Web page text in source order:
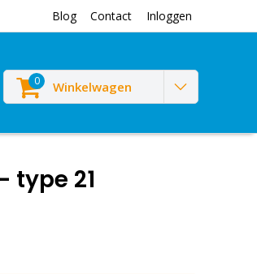
Blog Contact Inloggen
0 Winkelwagen
type 21